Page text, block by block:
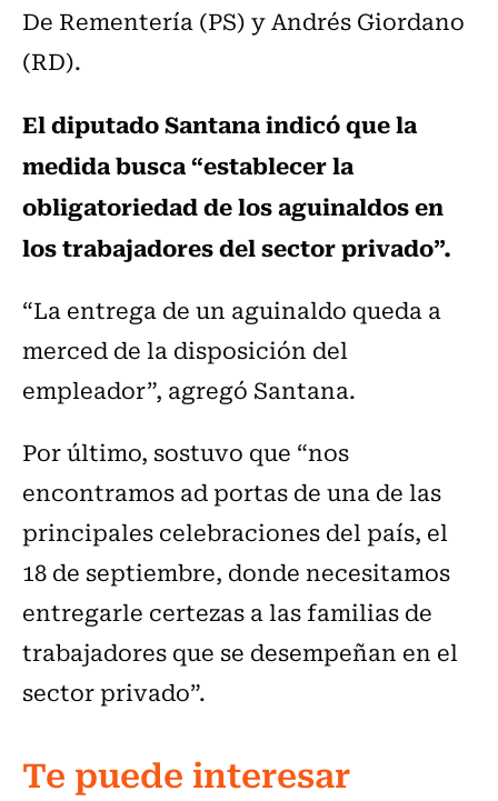
De Rementería (PS) y Andrés Giordano
(RD).
El diputado Santana indicó que la
medida busca “establecer la
obligatoriedad de los aguinaldos en
los trabajadores del sector privado”.
“La entrega de un aguinaldo queda a
merced de la disposición del
empleador”, agregó Santana.
Por último, sostuvo que “nos
encontramos ad portas de una de las
principales celebraciones del país, el
18 de septiembre, donde necesitamos
entregarle certezas a las familias de
trabajadores que se desempeñan en el
sector privado”.
Te puede interesar